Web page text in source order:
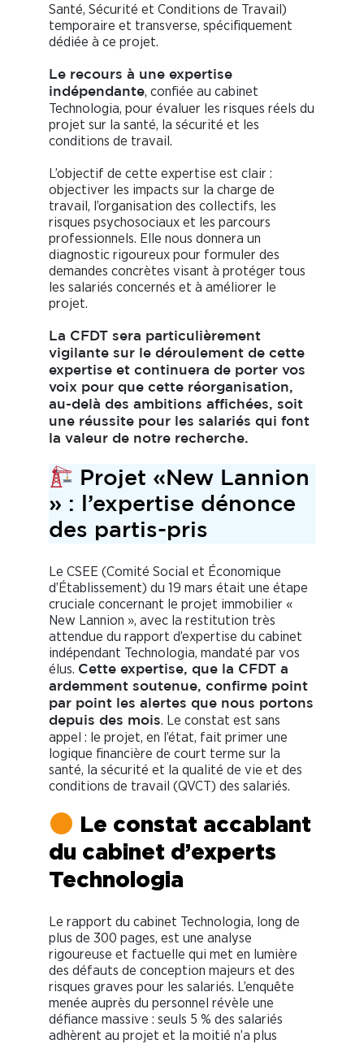
Santé, Sécurité et Conditions de Travail)
temporaire et transverse, spécifiquement
dédiée à ce projet.
Le recours à une expertise
indépendante, confiée au cabinet
Technologia, pour évaluer les risques réels du
projet sur la santé, la sécurité et les
conditions de travail.
L’objectif de cette expertise est clair :
objectiver les impacts sur la charge de
travail, l’organisation des collectifs, les
risques psychosociaux et les parcours
professionnels. Elle nous donnera un
diagnostic rigoureux pour formuler des
demandes concrètes visant à protéger tous
les salariés concernés et à améliorer le
projet.
La CFDT sera particulièrement
vigilante sur le déroulement de cette
expertise et continuera de porter vos
voix pour que cette réorganisation,
au-delà des ambitions affichées, soit
une réussite pour les salariés qui font
la valeur de notre recherche.
Projet «New Lannion
» : l’expertise dénonce
des partis-pris
Le CSEE (Comité Social et Économique
d’Établissement) du 19 mars était une étape
cruciale concernant le projet immobilier «
New Lannion », avec la restitution très
attendue du rapport d’expertise du cabinet
indépendant Technologia, mandaté par vos
élus. Cette expertise, que la CFDT a
ardemment soutenue, confirme point
par point les alertes que nous portons
depuis des mois. Le constat est sans
appel : le projet, en l’état, fait primer une
logique financière de court terme sur la
santé, la sécurité et la qualité de vie et des
conditions de travail (QVCT) des salariés.
Le constat accablant
du cabinet d’experts
Technologia
Le rapport du cabinet Technologia, long de
plus de 300 pages, est une analyse
rigoureuse et factuelle qui met en lumière
des défauts de conception majeurs et des
risques graves pour les salariés. L’enquête
menée auprès du personnel révèle une
défiance massive : seuls 5 % des salariés
adhèrent au projet et la moitié n’a plus